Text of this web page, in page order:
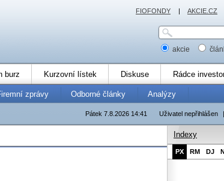
akcie
burz Kurzovní lístek Diskuse Rádce
zprávy Odborné články Analýzy
Uživatel nepřihlášen |
Pátek 7.8.2026 14:41
Indexy
PX RM DJ
FIOFONDY | AKCIE.CZ